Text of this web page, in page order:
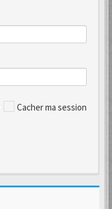
Cacher ma session